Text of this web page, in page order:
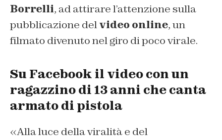
Borrelli, ad attirare l’attenzione sulla
pubblicazione delvideo online, un
filmato divenuto nel giro di poco virale.
Su Facebook il video con un
ragazzino di 13 anni che canta
armato di pistola
«Alla luce della viralità e del